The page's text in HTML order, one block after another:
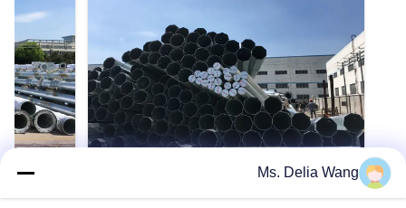
Ms. Delia Wang